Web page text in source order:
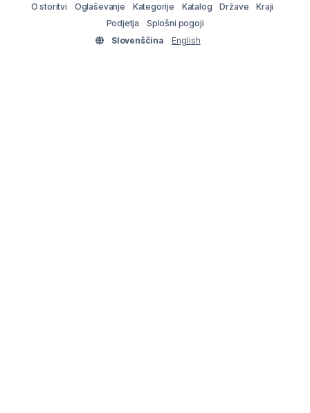
O storitvi
Oglaševanje Kategorije Katalog Države
Kraji
Podjetja
Splošni pogoji
Slovenščina
English